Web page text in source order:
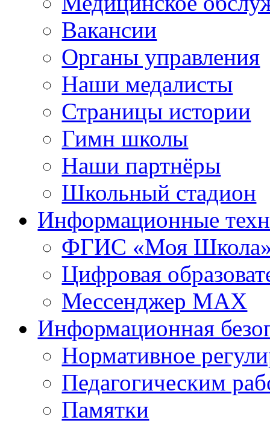
Вакансии
Органы управления
Наши медалисты
Страницы истории
Гимн школы
Наши партнёры
Школьный стадион
Информационные
ФГИС «Моя
Цифровая
Мессенджер MAX
Информационная
Нормативное
Педагогическим
Памятки